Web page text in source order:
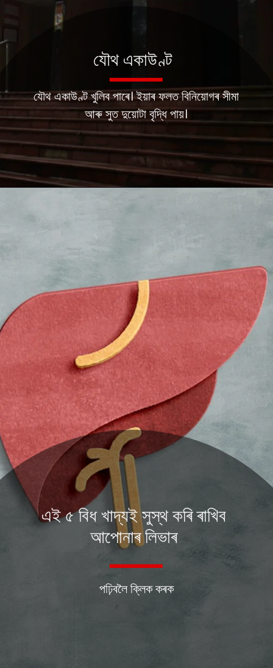
যৌথ একাউণ্ট খুলিব পাৰে। ইয়াৰ ফলত বিনিয়োগৰ সীমা
আৰু সুত দুয়োটা বৃদ্ধি পায়।
যৌথ একাউণ্ট
পঢ়িবলৈ ক্লিক কৰক
এই ৫ বিধ খাদ্যই সুস্থ কৰি ৰাখিব
আপোনাৰ লিভাৰ